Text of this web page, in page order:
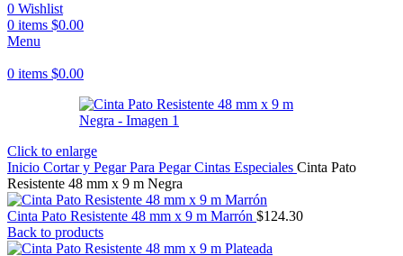
0 Wishlist
0 items $0.00
Menu
0 items $0.00
Click to enlarge
Inicio Cortar y PegarPara PegarCintas Especiales Cinta Pato
Resistente 48 mm x 9 m Negra
Cinta Pato Resistente 48 mm x 9 m Marrón $124.30
Back to products